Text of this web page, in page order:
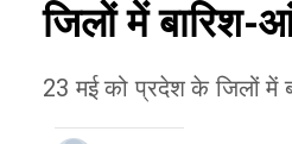
जिलों में बारिश-
23 मई को प्रदेश के जिलों में